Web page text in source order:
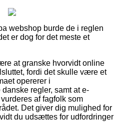
webshop burde de i reglen
er dog for det meste et
at granske hvorvidt online
fordi det skulle være et
opererer i
regler, samt at e-
af fagfolk som
Det giver dig mulighed for
du udsættes for udfordringer